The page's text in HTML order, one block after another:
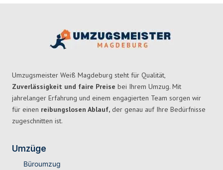
Umzugsmeister Weiß Magdeburg steht für Qualität,
Zuverlässigkeit und faire Preise bei Ihrem Umzug. Mit
jahrelanger Erfahrung und einem engagierten Team sorgen wir
für einen reibungslosen Ablauf, der genau auf Ihre Bedürfnisse
zugeschnitten ist.
Umzüge
Büroumzug